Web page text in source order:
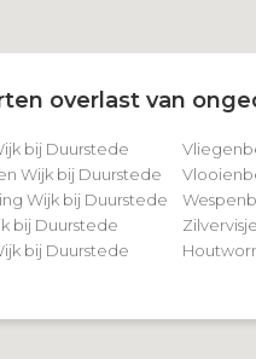
overlast van
bij Duurstede
Wijk bij Duurstede
Wijk bij Duurstede
bij Duurstede
bij Duurstede